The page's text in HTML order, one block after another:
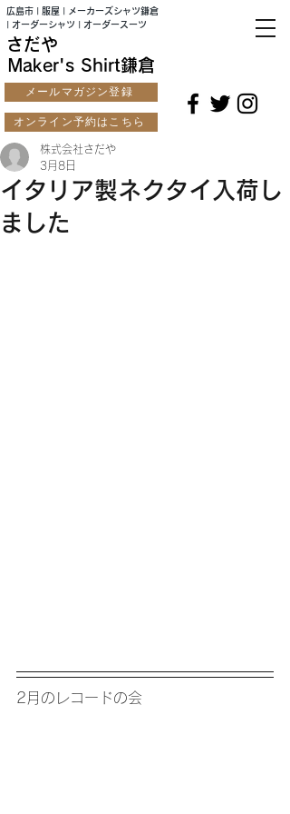
さだや
オンライン予約はこちら
メールマガジン登録
Maker's Shirt鎌倉
広島市 | 服屋 | メーカーズシャツ鎌倉
| オーダーシャツ | オーダースーツ
イタリア製ネクタイ入荷し
ました
株式会社さだや
3月8日
2月のレコードの会